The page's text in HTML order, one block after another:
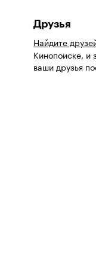
Друзья
Найдите
Кинопоиске, и
ваши друзья